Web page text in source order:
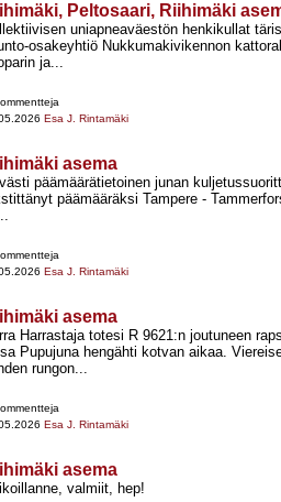
Peltosaari, Riihimäki
uniapneaväestön henkikullat
​osakeyhtiö Nukkumakivikennon
ja...
Esa J. Rintamäki
asema
päämäärätietoinen junan
päämääräksi Tampere -​
Esa J. Rintamäki
asema
Harrastaja totesi R 9621:n joutuneen
Pupujuna hengähti kotvan aikaa.
rungon...
Esa J. Rintamäki
asema
valmiit, hep!